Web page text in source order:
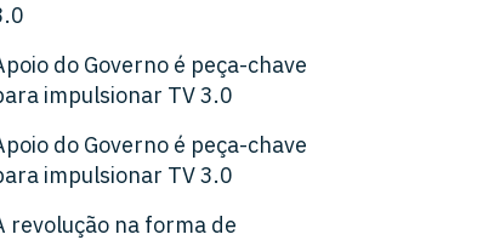
do Governo é peça-chave
impulsionar TV 3.0
do Governo é peça-chave
impulsionar TV 3.0
revolução na forma de